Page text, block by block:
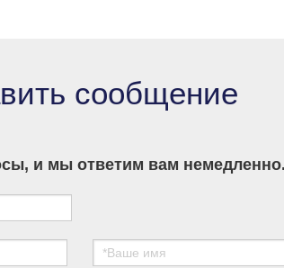
сообщение
и мы ответим вам немедленно.